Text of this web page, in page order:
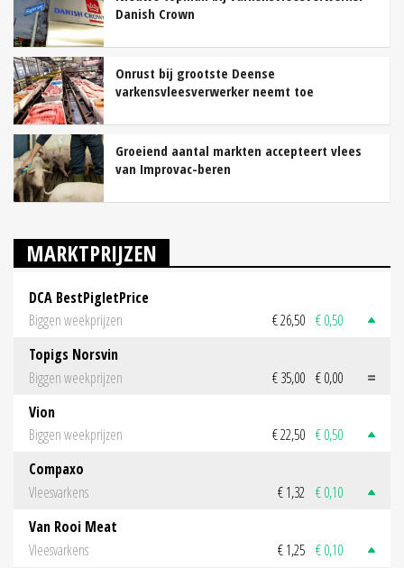
Danish Crown
Onrust bij grootste Deense
varkensvleesverwerker neemt toe
Groeiend aantal markten accepteert vlees
van Improvac-beren
MARKTPRIJZEN
DCA BestPigletPrice
Biggen weekprijzen
€ 26,50 € 0,50
Topigs Norsvin
Biggen weekprijzen
€ 35,00 € 0,00
Vion
Biggen weekprijzen
€ 22,50 € 0,50
Compaxo
Vleesvarkens
€ 1,32 € 0,10
Van Rooi Meat
Vleesvarkens
€ 1,25 € 0,10